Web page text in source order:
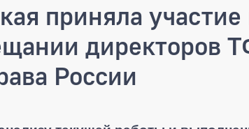
приняла участие
директоров
России